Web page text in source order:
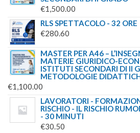
€1,500.00
RLS SPETTACOLO - 32 ORE
€280.60
MASTER PER A46 –
MATERIE GIURIDICO-
ISTITUTI SECONDARI DI II
METODOLOGIE
€1,100.00
LAVORATORI -
RISCHIO - IL RISCHIO
- 30 MINUTI
€30.50